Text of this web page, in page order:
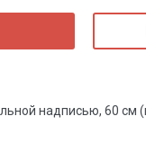
надписью, 60 см